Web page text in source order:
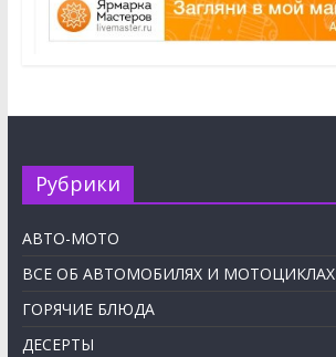
Рубрики
АВТО-МОТО
ВСЕ ОБ АВТОМОБИЛЯХ И МОТОЦИКЛАХ
ГОРЯЧИЕ БЛЮДА
ДЕСЕРТЫ